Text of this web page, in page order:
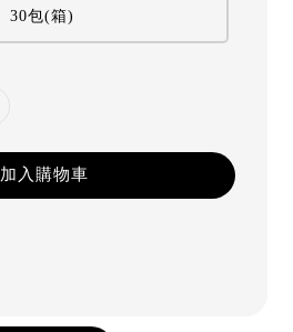
30包(箱)
加入購物車